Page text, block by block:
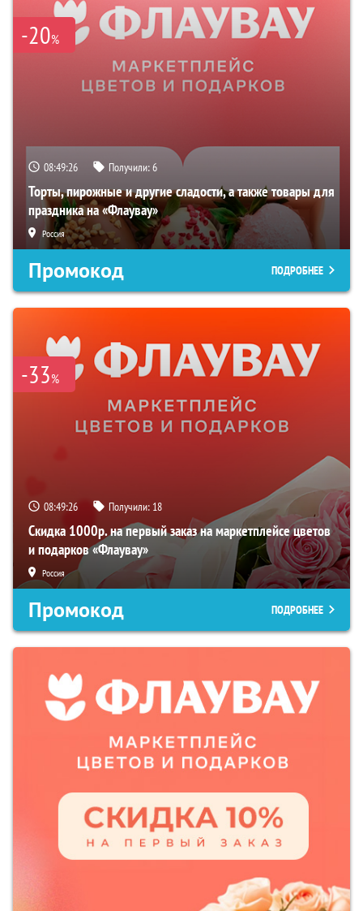
-20%
08:49:25 Получили:6
Торты, пирожные и другие сладости, а также товары для
праздника на «Флаувау»
Россия
Промокод ПОДРОБНЕЕ
-33%
08:49:25 Получили: 18
Скидка 1000р. на первый заказ на маркетплейсе цветов
и подарков «Флаувау»
Россия
Промокод ПОДРОБНЕЕ